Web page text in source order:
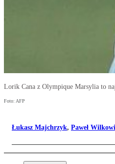
Lorik Cana z Olympique Marsylia to
Foto: AFP
Łukasz Majchrzyk, Paweł